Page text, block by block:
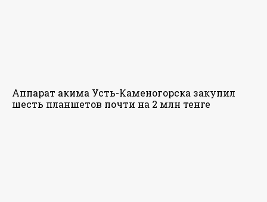
Аппарат акима Усть-Каменогорска закупил
шесть планшетов почти на 2 млн тенге